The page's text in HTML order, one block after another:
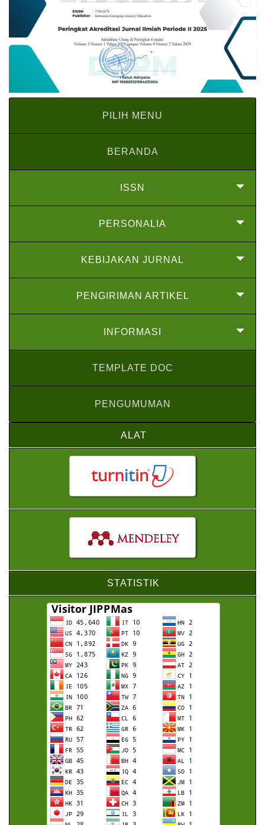
PILIH MENU
BERANDA
ISSN
PERSONALIA
KEBIJAKAN JURNAL
PENGIRIMAN ARTIKEL
INFORMASI
TEMPLATE DOC
PENGUMUMAN
ALAT
STATISTIK